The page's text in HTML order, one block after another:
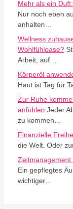
Mehr als ein
Nur noch eben
anhalten…
Wellness
Wohlfühloase?
Arbeit, auf…
Körperöl
Haut ist Tag für
Zur Ruhe
anfühlen Jeder
zu kommen…
Finanzielle
die Welt. Oder
Zeitmanagement
Ein gepflegtes
wichtiger…